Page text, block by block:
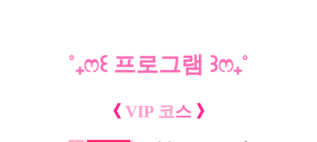
˚₊ෆ꒰ 프로그램 ꒱ෆ₊˚
《 VIP 코스 》